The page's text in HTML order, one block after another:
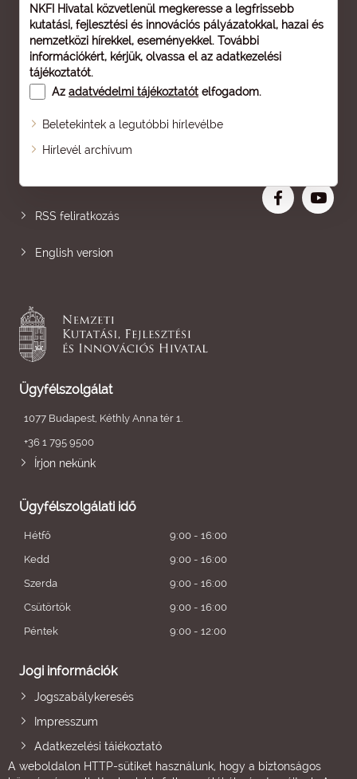
NKFI Hivatal közvetlenül megkeresse a legfrissebb
kutatási, fejlesztési és innovációs pályázatokkal, hazai és
nemzetközi hírekkel, eseményekkel. További
információkért, kérjük, olvassa el az adatkezelési
tájékoztatót.
Az adatvédelmi tájékoztatót elfogadom.
Beletekintek a legutóbbi hírlevélbe
Hírlevél archívum
Oldaltérkép
RSS feliratkozás
English version
Ügyfélszolgálat
1077 Budapest, Kéthly Anna tér 1.
+36 1 795 9500
Írjon nekünk
Ügyfélszolgálati idő
Hétfő
9:00 - 16:00
Kedd
9:00 - 16:00
Szerda
9:00 - 16:00
Csütörtök
9:00 - 16:00
Péntek
9:00 - 12:00
Jogi információk
Jogszabálykeresés
Impresszum
Adatkezelési tájékoztató
A weboldalon HTTP-sütiket használunk, hogy a biztonságos